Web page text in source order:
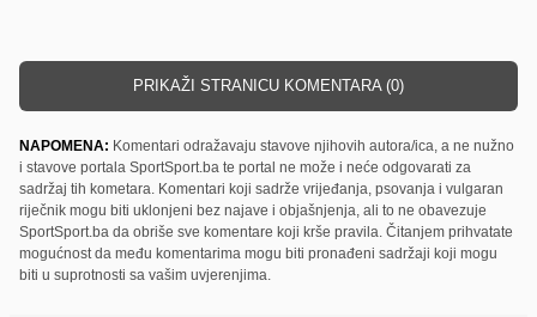
PRIKAŽI STRANICU KOMENTARA (0)
NAPOMENA: Komentari odražavaju stavove njihovih autora/ica, a ne nužno
i stavove portala SportSport.ba te portal ne može i neće odgovarati za
sadržaj tih kometara. Komentari koji sadrže vrijeđanja, psovanja i vulgaran
riječnik mogu biti uklonjeni bez najave i objašnjenja, ali to ne obavezuje
SportSport.ba da obriše sve komentare koji krše pravila. Čitanjem prihvatate
mogućnost da među komentarima mogu biti pronađeni sadržaji koji mogu
biti u suprotnosti sa vašim uvjerenjima.